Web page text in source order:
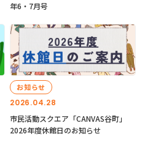
年6・7月号
2026.04.28
お知らせ
市民活動スクエア「CANVAS谷町」
2026年度休館日のお知らせ